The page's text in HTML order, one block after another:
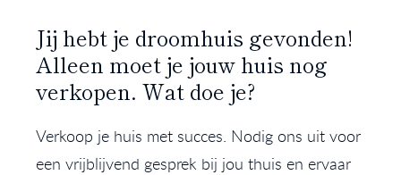
Jij hebt je droomhuis gevonden!
Alleen moet je jouw huis nog
verkopen. Wat doe je?
Verkoop je huis met succes. Nodig ons uit voor
een vrijblijvend gesprek bij jou thuis en ervaar